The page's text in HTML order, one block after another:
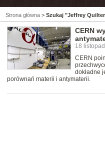
Strona główna > Szukaj "Jeffrey
CERN
18
CERN
dokładne
porównań materii i antymaterii.